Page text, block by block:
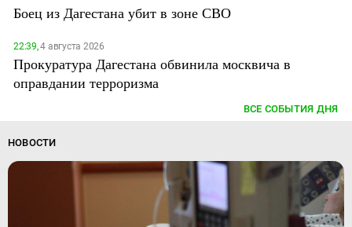
Боец из Дагестана убит в зоне СВО
22:39,4 августа 2026
Прокуратура Дагестана обвинила москвича в
оправдании терроризма
ВСЕ СОБЫТИЯ ДНЯ
НОВОСТИ